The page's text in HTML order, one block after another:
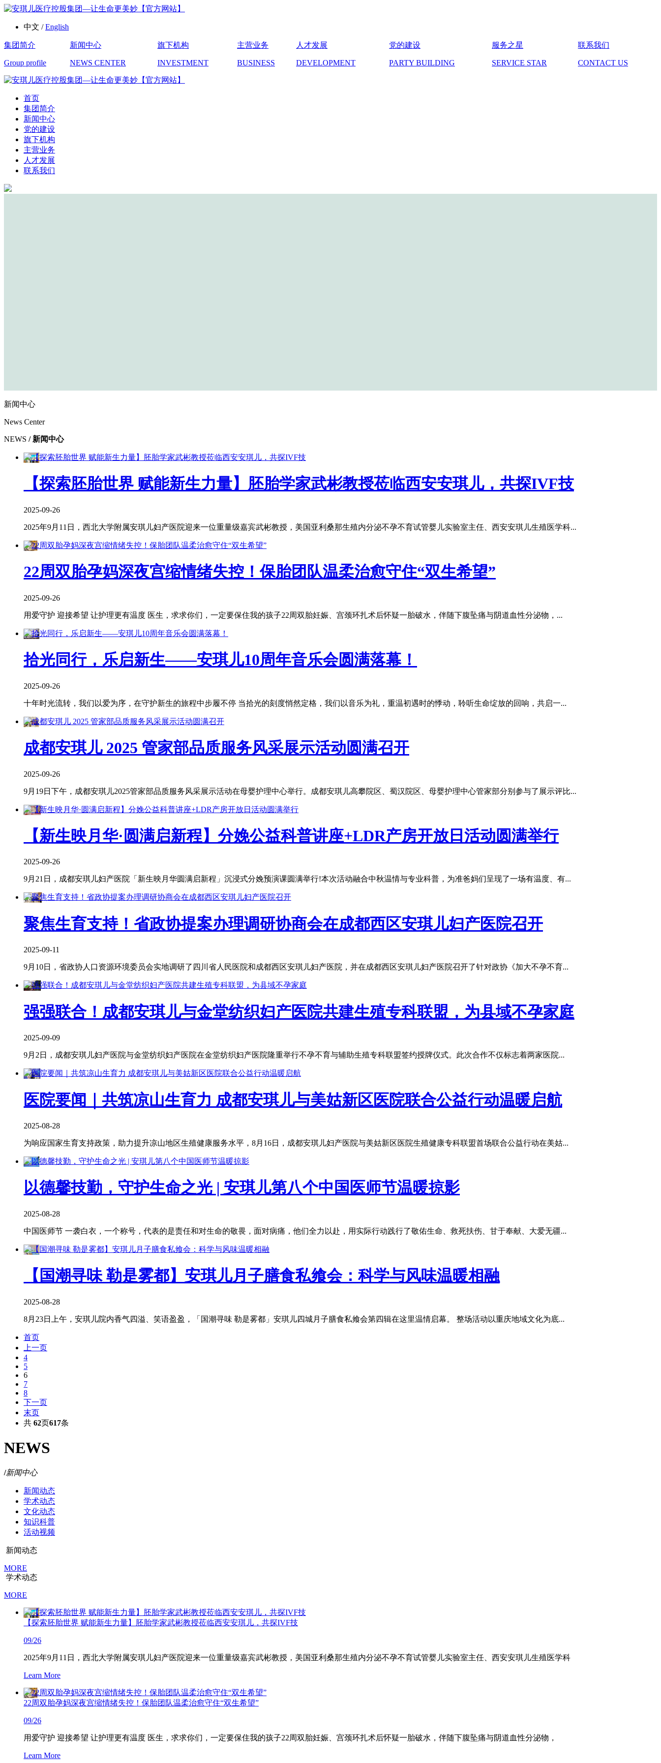
中文 /English
集团简介
Group profile
新闻中心
NEWS CENTER
旗下机构
INVESTMENT
主营业务
BUSINESS
人才发展
DEVELOPMENT
党的建设
PARTY BUILDING
服务之星
SERVICE STAR
联系我们
CONTACT US
首页
集团简介
新闻中心
党的建设
旗下机构
主营业务
人才发展
联系我们
新闻中心
News Center
NEWS / 新闻中心
【探索胚胎世界 赋能新生力量】胚胎学家武彬教授莅临西安安琪儿，共探IVF技
2025-09-26
2025年9月11日，西北大学附属安琪儿妇产医院迎来一位重量级嘉宾武彬教授，美国亚利桑那生殖内分泌不孕不育试管婴儿实验室主任、西安安琪儿生殖医学科...
22周双胎孕妈深夜宫缩情绪失控！保胎团队温柔治愈守住“双生希望”
2025-09-26
用爱守护 迎接希望 让护理更有温度 医生，求求你们，一定要保住我的孩子22周双胎妊娠、宫颈环扎术后怀疑一胎破水，伴随下腹坠痛与阴道血性分泌物，...
拾光同行，乐启新生——安琪儿10周年音乐会圆满落幕！
2025-09-26
十年时光流转，我们以爱为序，在守护新生的旅程中步履不停 当拾光的刻度悄然定格，我们以音乐为礼，重温初遇时的悸动，聆听生命绽放的回响，共启一...
成都安琪儿 2025 管家部品质服务风采展示活动圆满召开
2025-09-26
9月19日下午，成都安琪儿2025管家部品质服务风采展示活动在母婴护理中心举行。成都安琪儿高攀院区、蜀汉院区、母婴护理中心管家部分别参与了展示评比...
【新生映月华·圆满启新程】分娩公益科普讲座+LDR产房开放日活动圆满举行
2025-09-26
9月21日，成都安琪儿妇产医院「新生映月华圆满启新程」沉浸式分娩预演课圆满举行!本次活动融合中秋温情与专业科普，为准爸妈们呈现了一场有温度、有...
聚焦生育支持！省政协提案办理调研协商会在成都西区安琪儿妇产医院召开
2025-09-11
9月10日，省政协人口资源环境委员会实地调研了四川省人民医院和成都西区安琪儿妇产医院，并在成都西区安琪儿妇产医院召开了针对政协《加大不孕不育...
强强联合！成都安琪儿与金堂纺织妇产医院共建生殖专科联盟，为县域不孕家庭
2025-09-09
9月2日，成都安琪儿妇产医院与金堂纺织妇产医院在金堂纺织妇产医院隆重举行不孕不育与辅助生殖专科联盟签约授牌仪式。此次合作不仅标志着两家医院...
医院要闻｜共筑凉山生育力 成都安琪儿与美姑新区医院联合公益行动温暖启航
2025-08-28
为响应国家生育支持政策，助力提升凉山地区生殖健康服务水平，8月16日，成都安琪儿妇产医院与美姑新区医院生殖健康专科联盟首场联合公益行动在美姑...
以德馨技勤，守护生命之光 | 安琪儿第八个中国医师节温暖掠影
2025-08-28
中国医师节 一袭白衣，一个称号，代表的是责任和对生命的敬畏，面对病痛，他们全力以赴，用实际行动践行了敬佑生命、救死扶伤、甘于奉献、大爱无疆...
【国潮寻味 勒是雾都】安琪儿月子膳食私飨会：科学与风味温暖相融
2025-08-28
8月23日上午，安琪儿院内香气四溢、笑语盈盈，「国潮寻味 勒是雾都」安琪儿四城月子膳食私飨会第四辑在这里温情启幕。 整场活动以重庆地域文化为底...
首页
上一页
4
5
6
7
8
下一页
末页
共 62页617条
NEWS
/新闻中心
新闻动态
学术动态
文化动态
知识科普
活动视频
新闻动态
MORE
学术动态
MORE
【探索胚胎世界 赋能新生力量】胚胎学家武彬教授莅临西安安琪儿，共探IVF技
09/26
2025年9月11日，西北大学附属安琪儿妇产医院迎来一位重量级嘉宾武彬教授，美国亚利桑那生殖内分泌不孕不育试管婴儿实验室主任、西安安琪儿生殖医学科
Learn More
22周双胎孕妈深夜宫缩情绪失控！保胎团队温柔治愈守住“双生希望”
09/26
用爱守护 迎接希望 让护理更有温度 医生，求求你们，一定要保住我的孩子22周双胎妊娠、宫颈环扎术后怀疑一胎破水，伴随下腹坠痛与阴道血性分泌物，
Learn More